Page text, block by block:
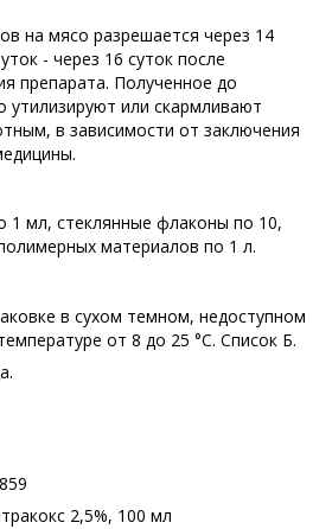
на мясо разрешается через 14
- через 16 суток после
препарата. Полученное до
утилизируют или скармливают
в зависимости от заключения
1 мл, стеклянные флаконы по 10,
материалов по 1 л.
в сухом темном, недоступном
от 8 до 25 °С. Список Б.
2,5%, 100 мл